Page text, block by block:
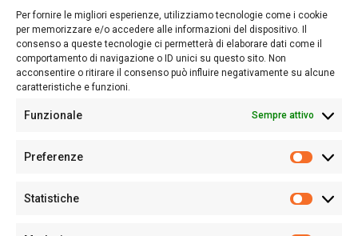
Per fornire le migliori esperienze, utilizziamo tecnologie come i cookie
per memorizzare e/o accedere alle informazioni del dispositivo. Il
consenso a queste tecnologie ci permetterà di elaborare dati come il
comportamento di navigazione o ID unici su questo sito. Non
acconsentire o ritirare il consenso può influire negativamente su alcune
caratteristiche e funzioni.
Funzionale Sempre attivo
Preferenze
Statistiche
lettori su quanto accade in Sardegna, con un occhio rivolto al
nostro passato e, soprattutto, al nostro futuro
Follow Us
Sede:Via Cristoforo Colombo 09013 Carbonia
Partita IVA02270380922